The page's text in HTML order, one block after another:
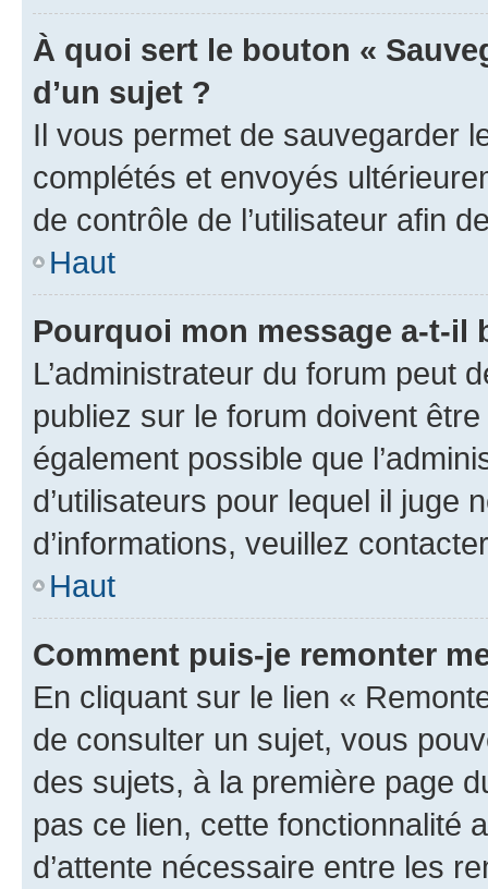
À quoi sert le bouton «
d’un sujet ?
Il vous permet de sauvegarder
complétés et envoyés
de contrôle de l’utilisateur afin
Haut
Pourquoi mon message a-t-il
L’administrateur du forum peut
publiez sur le forum doivent
également possible que
d’utilisateurs pour lequel il juge
d’informations, veuillez
Haut
Comment puis-je remonter
En cliquant sur le lien «
de consulter un sujet, vous
des sujets, à la première page
pas ce lien, cette fonctionnalité
d’attente nécessaire entre les